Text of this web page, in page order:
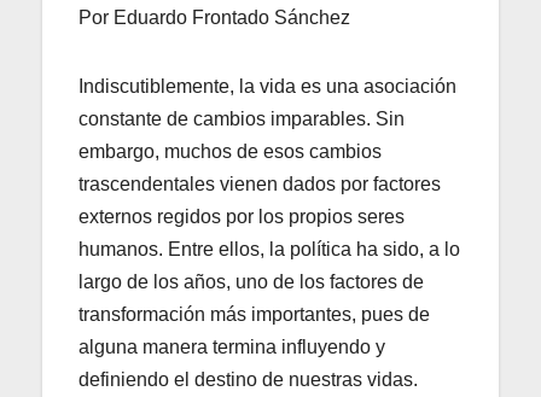
Por Eduardo Frontado Sánchez
Indiscutiblemente, la vida es una asociación
constante de cambios imparables. Sin
embargo, muchos de esos cambios
trascendentales vienen dados por factores
externos regidos por los propios seres
humanos. Entre ellos, la política ha sido, a lo
largo de los años, uno de los factores de
transformación más importantes, pues de
alguna manera termina influyendo y
definiendo el destino de nuestras vidas.